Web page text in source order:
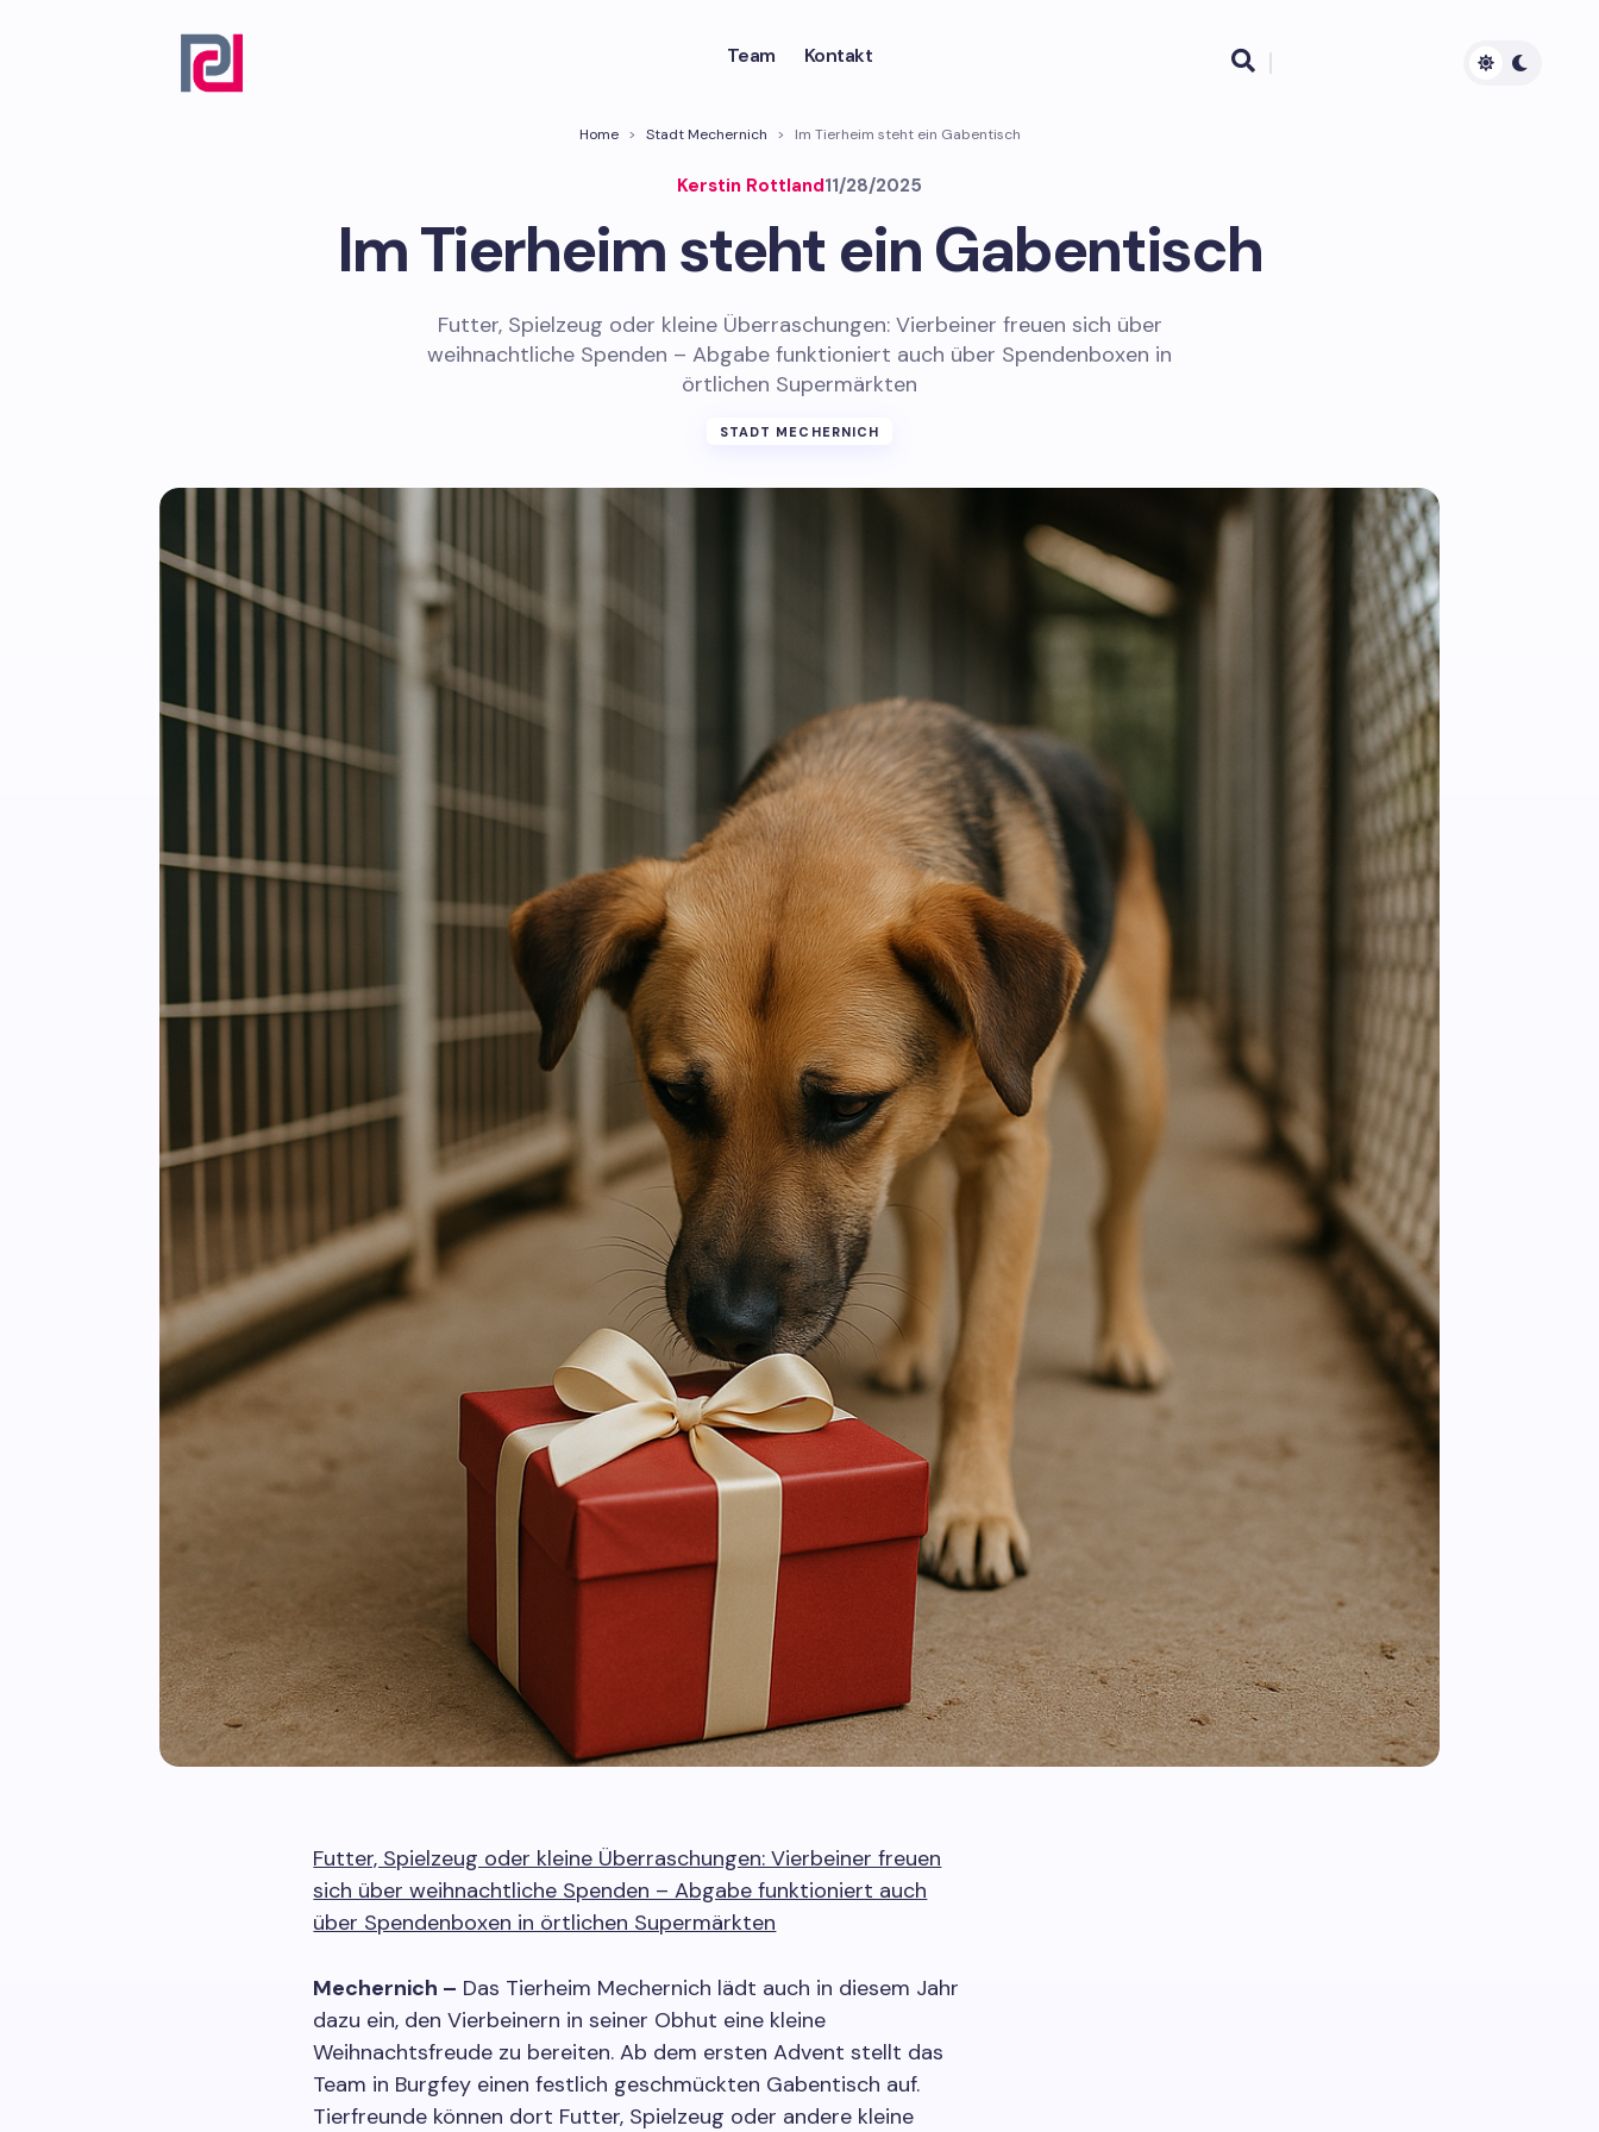
Team Kontakt 
Home > Stadt Mechernich > Im Tierheim steht ein Gabentisch
Kerstin Rottland11/28/2025
Im Tierheim steht ein Gabentisch
Futter, Spielzeug oder kleine Überraschungen: Vierbeiner freuen sich über
weihnachtliche Spenden – Abgabe funktioniert auch über Spendenboxen in
örtlichen Supermärkten
STADT MECHERNICH
Futter, Spielzeug oder kleine Überraschungen: Vierbeiner freuen
sich über weihnachtliche Spenden – Abgabe funktioniert auch
über Spendenboxen in örtlichen Supermärkten
Mechernich – Das Tierheim Mechernich lädt auch in diesem Jahr
dazu ein, den Vierbeinern in seiner Obhut eine kleine
Weihnachtsfreude zu bereiten. Ab dem ersten Advent stellt das
Team in Burgfey einen festlich geschmückten Gabentisch auf.
Tierfreunde können dort Futter, Spielzeug oder andere kleine